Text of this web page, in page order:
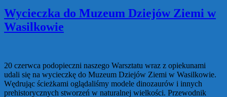
Wycieczka do Muzeum Dziejów Ziemi w
Wasilkowie
20 czerwca podopieczni naszego Warsztatu wraz z opiekunami
udali się na wycieczkę do Muzeum Dziejów Ziemi w Wasilkowie.
Wędrując ścieżkami oglądaliśmy modele dinozaurów i innych
prehistorycznych stworzeń w naturalnej wielkości. Przewodnik